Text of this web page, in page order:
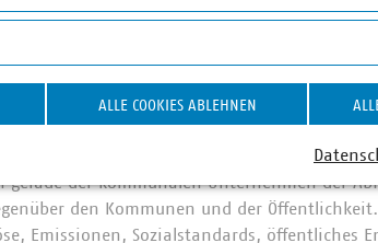
gerade der kommunalen Unternehmen der
den Kommunen und der
Emissionen, Sozialstandards, öffentliches
Videos
ALLE COOKIES ABLEHNEN